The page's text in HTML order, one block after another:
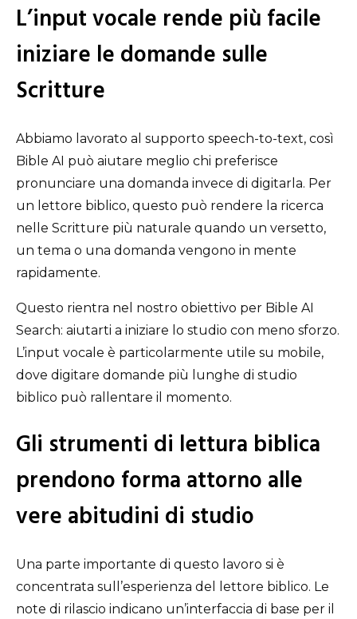
L’input vocale rende più facile
iniziare le domande sulle
Scritture
Abbiamo lavorato al supporto speech-to-text, così
Bible AI può aiutare meglio chi preferisce
pronunciare una domanda invece di digitarla. Per
un lettore biblico, questo può rendere la ricerca
nelle Scritture più naturale quando un versetto,
un tema o una domanda vengono in mente
rapidamente.
Questo rientra nel nostro obiettivo per Bible AI
Search: aiutarti a iniziare lo studio con meno sforzo.
L’input vocale è particolarmente utile su mobile,
dove digitare domande più lunghe di studio
biblico può rallentare il momento.
Gli strumenti di lettura biblica
prendono forma attorno alle
vere abitudini di studio
Una parte importante di questo lavoro si è
concentrata sull’esperienza del lettore biblico. Le
note di rilascio indicano un’interfaccia di base per il